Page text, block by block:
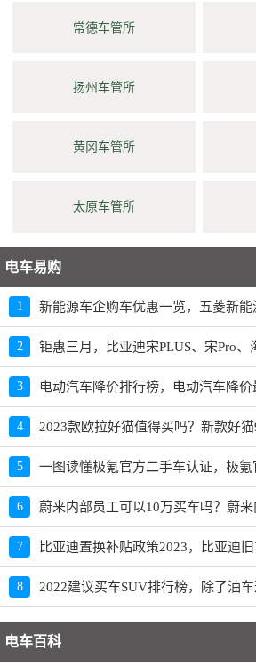
常德车管所
扬州车管所
黄冈车管所
太原车管所
电车易购
1
2
3
4
5
6
7
8
电车百科